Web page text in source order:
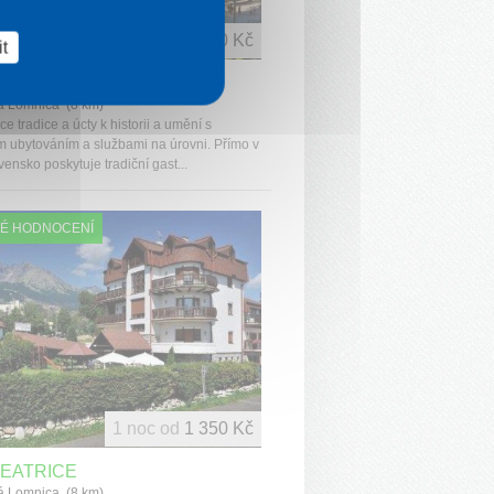
Lomnica (8 km)
tradice a úcty k historii a umění s
ubytováním a službami na úrovni. Přímo v
poskytuje tradiční gast...
0 Kč
HODNOCENÍ
1 noc od 1 350 Kč